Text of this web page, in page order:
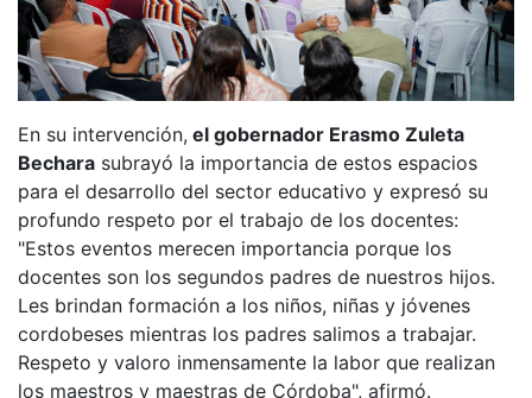
En su intervención, el gobernador Erasmo Zuleta
Bechara subrayó la importancia de estos espacios
para el desarrollo del sector educativo y expresó su
profundo respeto por el trabajo de los docentes:
"Estos eventos merecen importancia porque los
docentes son los segundos padres de nuestros hijos.
Les brindan formación a los niños, niñas y jóvenes
cordobeses mientras los padres salimos a trabajar.
Respeto y valoro inmensamente la labor que realizan
los maestros y maestras de Córdoba", afirmó.